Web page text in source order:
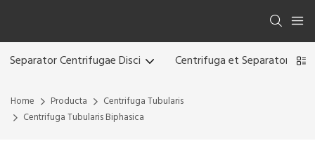
Separator Centrifugae Disci Centrifuga et Separator
Home Producta
Centrifuga Tubularis
Centrifuga Tubularis Biphasica